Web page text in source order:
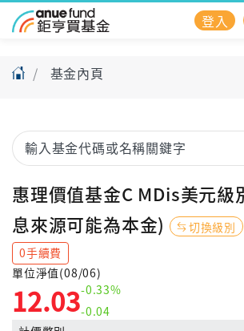
登入
基金內頁
惠理價值基金C MDis美元級
息來源可能為本金)
切換級別
0手續費
單位淨值(08/06)
12.03-0.33%
-0.04